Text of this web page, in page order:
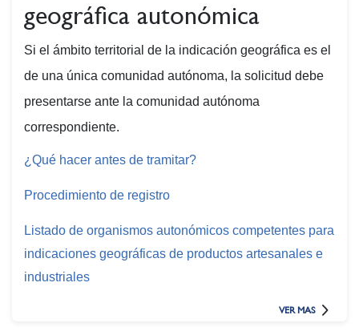
geográfica autonómica
Si el ámbito territorial de la indicación geográfica es el
de una única comunidad autónoma, la solicitud debe
presentarse ante la comunidad autónoma
correspondiente.
¿Qué hacer antes de tramitar?
Procedimiento de registro
Listado de organismos autonómicos competentes para
indicaciones geográficas de productos artesanales e
industriales
VER MAS